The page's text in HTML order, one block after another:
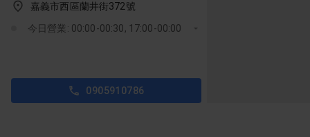
嘉義市西區蘭井街372號
今日營業: 00:00-00:30, 17:00-00:00
0905910786